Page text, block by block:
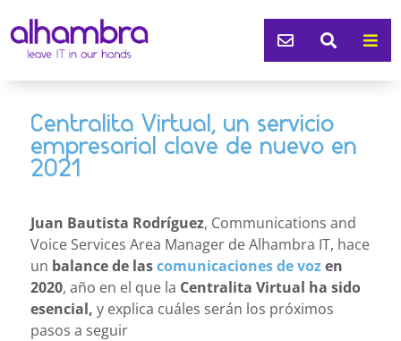
  
Centralita Virtual, un servicio
empresarial clave de nuevo en
2021
Juan Bautista Rodríguez, Communications and
Voice Services Area Manager de Alhambra IT, hace
un balance de lascomunicaciones de vozen
2020, año en el que la Centralita Virtual ha sido
esencial, y explica cuáles serán los próximos
pasos a seguir